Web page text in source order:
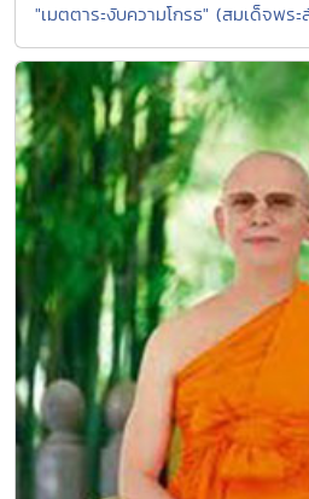
"เมตตาระงับความโกรธ" (สมเด็จพระ